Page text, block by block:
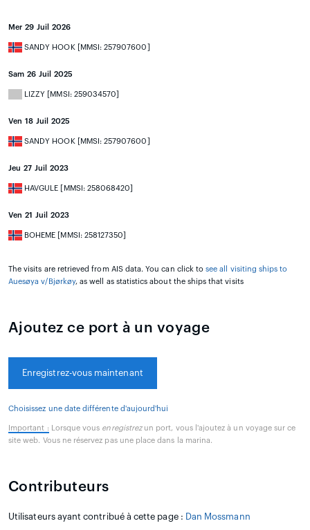
Mer 29 Juil 2026
SANDY HOOK [MMSI: 257907600]
Sam 26 Juil 2025
LIZZY [MMSI: 259034570]
Ven 18 Juil 2025
SANDY HOOK [MMSI: 257907600]
Jeu 27 Juil 2023
HAVGULE [MMSI: 258068420]
Ven 21 Juil 2023
BOHEME [MMSI: 258127350]
The visits are retrieved from AIS data. You can click tosee all visiting ships to
Auesøya v/Bjørkøy, as well as statistics about the ships that visits
Ajoutez ce port à un voyage
Enregistrez-vous maintenant
Choisissez une date différente d'aujourd'hui
Important : Lorsque vous enregistrezun port, vous l'ajoutez à un voyage sur ce
site web. Vous ne réservez pas une place dans la marina.
Contributeurs
Utilisateurs ayant contribué à cette page : Dan Mossmann